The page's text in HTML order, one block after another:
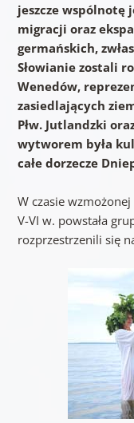
jeszcze wspólnotę
migracji oraz
germańskich,
Słowianie zostali
Wenedów,
zasiedlających
Płw. Jutlandzki
wytworem była
całe dorzecze
W czasie wzmożonej
V-VI w. powstała
rozprzestrzenili się